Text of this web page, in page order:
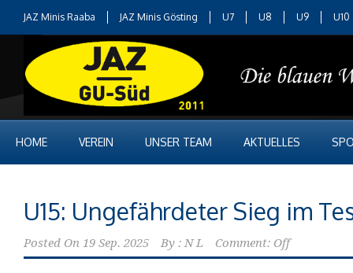
JAZ Minis Raaba JAZ Minis Gösting U7 U8 U9 U10
HOME VEREIN UNSER TEAM AKTUELLES
U15: Ungefährdeter Sieg im
Posted On 19 Sep. 2025 By : N L Comment: Off